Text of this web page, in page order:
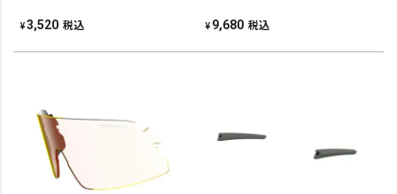
¥3,520 税込 ¥ 9,680 税込